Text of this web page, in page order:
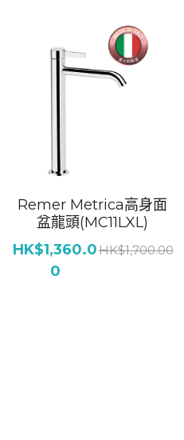
Remer Metrica高身面
盆龍頭(MC11LXL)
HK$1,360.0
0
HK$1,700.00